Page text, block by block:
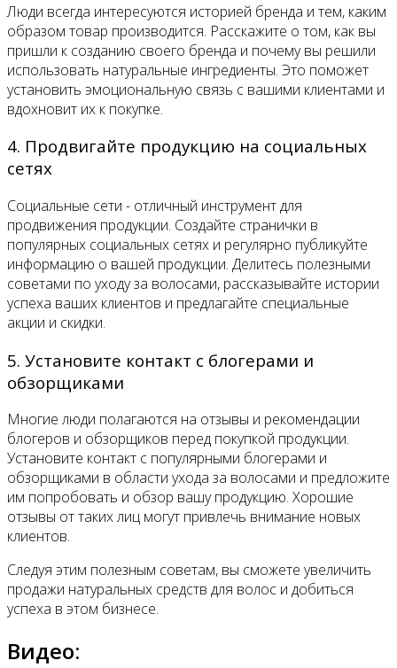
Люди всегда интересуются историей бренда и тем, каким
образом товар производится. Расскажите о том, как вы
пришли к созданию своего бренда и почему вы решили
использовать натуральные ингредиенты. Это поможет
установить эмоциональную связь с вашими клиентами и
вдохновит их к покупке.
4. Продвигайте продукцию на социальных
сетях
Социальные сети - отличный инструмент для
продвижения продукции. Создайте странички в
популярных социальных сетях и регулярно публикуйте
информацию о вашей продукции. Делитесь полезными
советами по уходу за волосами, рассказывайте истории
успеха ваших клиентов и предлагайте специальные
акции и скидки.
5. Установите контакт с блогерами и
обзорщиками
Многие люди полагаются на отзывы и рекомендации
блогеров и обзорщиков перед покупкой продукции.
Установите контакт с популярными блогерами и
обзорщиками в области ухода за волосами и предложите
им попробовать и обзор вашу продукцию. Хорошие
отзывы от таких лиц могут привлечь внимание новых
клиентов.
Следуя этим полезным советам, вы сможете увеличить
продажи натуральных средств для волос и добиться
успеха в этом бизнесе.
Видео: